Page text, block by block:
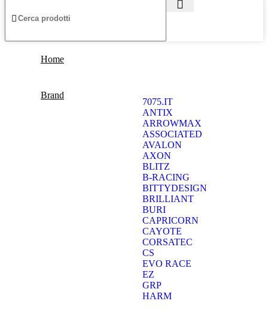
Home
Brand
7075.IT
ANTIX
ARROWMAX
ASSOCIATED
AVALON
AXON
BLITZ
B-RACING
BITTYDESIGN
BRILLIANT
BURI
CAPRICORN
CAYOTE
CORSATEC
CS
EVO RACE
EZ
GRP
HARM